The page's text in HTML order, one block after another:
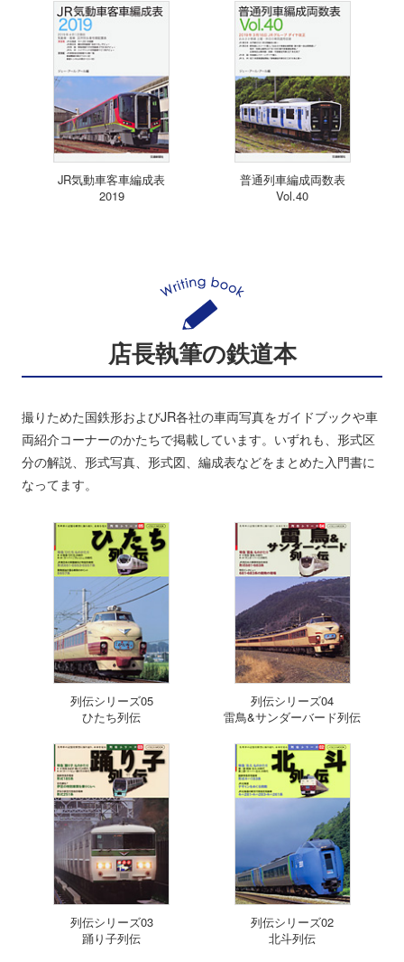
JR気動車客車編成表
2019
普通列車編成両数表
Vol.40
店長執筆の鉄道本
撮りためた国鉄形およびJR各社の車両写真をガイドブックや車
両紹介コーナーのかたちで掲載しています。いずれも、形式区
分の解説、形式写真、形式図、編成表などをまとめた入門書に
なってます。
列伝シリーズ05
ひたち列伝
列伝シリーズ04
雷鳥&サンダーバード列伝
列伝シリーズ03
踊り子列伝
列伝シリーズ02
北斗列伝